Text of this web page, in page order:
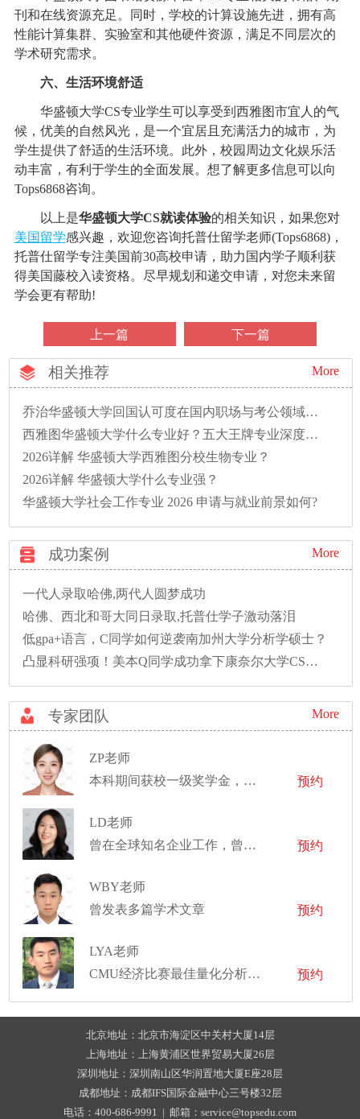
刊和在线资源充足。同时，学校的计算设施先进，拥有高
性能计算集群、实验室和其他硬件资源，满足不同层次的
学术研究需求。
六、生活环境舒适
华盛顿大学CS专业学生可以享受到西雅图市宜人的气
候，优美的自然风光，是一个宜居且充满活力的城市，为
学生提供了舒适的生活环境。此外，校园周边文化娱乐活
动丰富，有利于学生的全面发展。想了解更多信息可以向
Tops6868咨询。
以上是华盛顿大学CS就读体验的相关知识，如果您对
美国留学感兴趣，欢迎您咨询托普仕留学老师(Tops6868)，
托普仕留学专注美国前30高校申请，助力国内学子顺利获
得美国藤校入读资格。尽早规划和递交申请，对您未来留
学会更有帮助!
上一篇 下一篇
相关推荐 More
乔治华盛顿大学回国认可度在国内职场与考公领域怎么样?
西雅图华盛顿大学什么专业好？五大王牌专业深度解析与就业前景盘点
2026详解 华盛顿大学西雅图分校生物专业？
2026详解 华盛顿大学什么专业强？
华盛顿大学社会工作专业 2026 申请与就业前景如何?
成功案例 More
一代人录取哈佛,两代人圆梦成功
哈佛、西北和哥大同日录取,托普仕学子激动落泪
低gpa+语言，C同学如何逆袭南加州大学分析学硕士？
凸显科研强项！美本Q同学成功拿下康奈尔大学CS硕士录取！
专家团队 More
ZP老师
本科期间获校一级奖学金，蝉联优秀学生称号三年。本硕共四年完成学业，曾为多家纽约公司策划市场营销方案
预约
LD老师
曾在全球知名企业工作，曾是导演和音乐制作人
预约
WBY老师
曾发表多篇学术文章
预约
LYA老师
CMU经济比赛最佳量化分析奖、定量研究和研究序列研究员
预约
北京地址：北京市海淀区中关村大厦14层
上海地址：上海黄浦区世界贸易大厦26层
深圳地址：深圳南山区华润置地大厦E座28层
成都地址：成都IFS国际金融中心三号楼32层
电话：400-686-9991 | 邮箱：service@topsedu.com